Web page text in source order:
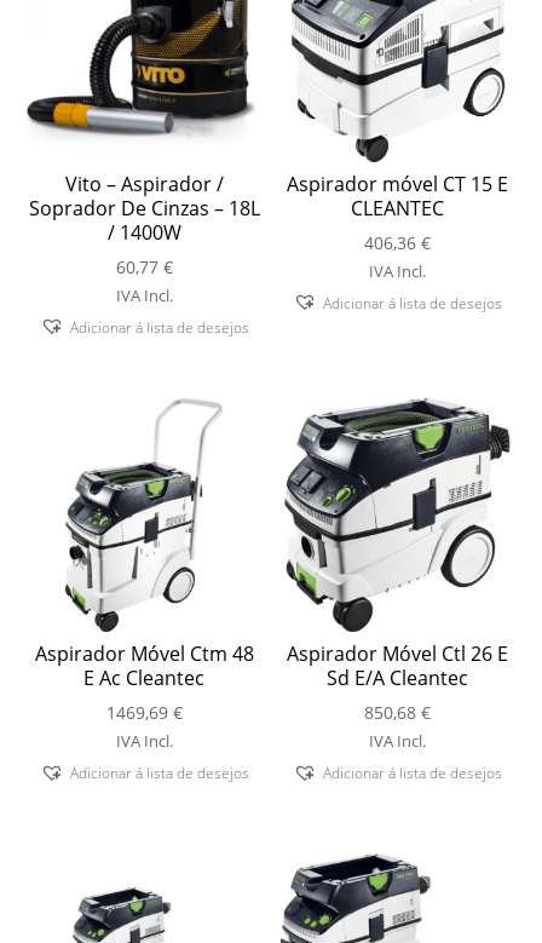
Vito – Aspirador /
Soprador De Cinzas – 18L
/ 1400W
60,77 €
IVA Incl.
Adicionar á lista de desejos
Aspirador móvel CT 15 E
CLEANTEC
406,36€
IVA Incl.
Adicionar á lista de desejos
Aspirador Móvel Ctm 48
E Ac Cleantec
1469,69 €
IVA Incl.
Adicionar á lista de desejos
Aspirador Móvel Ctl 26 E
Sd E/A Cleantec
850,68€
IVA Incl.
Adicionar á lista de desejos